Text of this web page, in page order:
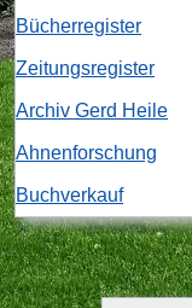
Bücherregister
Zeitungsregister
Archiv Gerd Heile
Ahnenforschung
Buchverkauf